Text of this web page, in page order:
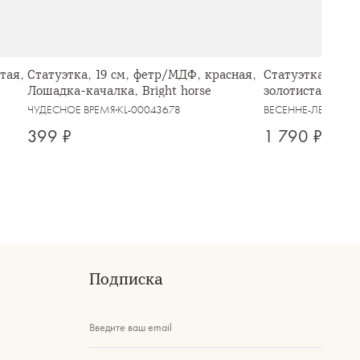
Статуэтка, 19 см, фетр/МДФ, красная,
Лошадка-качалка, Bright horse
ЧУДЕСНОЕ ВРЕМЯ KL-00043678
399 ₽
Статуэтка, 16
золотистая-
коты, Amulet
ВЕСЕННЕ-ЛЕТНЯЯ
1 790 ₽
Подписка
Введите ваш email